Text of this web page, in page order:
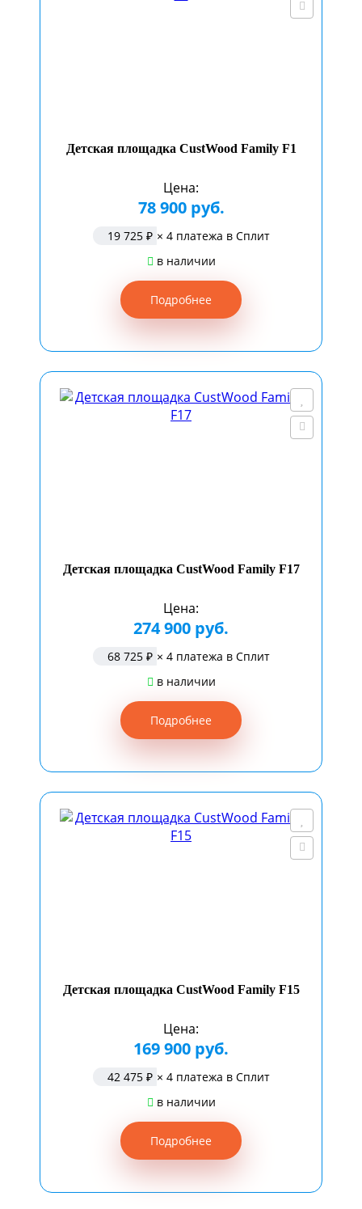
Детская площадка CustWood Family F1
Цена:
78 900 руб.
19 725 ₽ × 4 платежа в Сплит
в наличии
Подробнее
Детская площадка CustWood Family F17
Цена:
274 900 руб.
68 725 ₽ × 4 платежа в Сплит
в наличии
Подробнее
Детская площадка CustWood Family F15
Цена:
169 900 руб.
42 475 ₽ × 4 платежа в Сплит
в наличии
Подробнее